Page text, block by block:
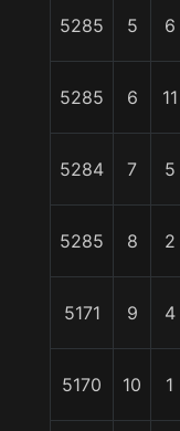
5285 5 6
5285 6 11
5284 7 5
5285 8 2
5171 9 4
5170 10 1